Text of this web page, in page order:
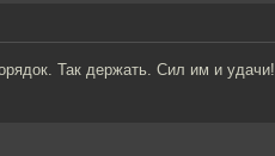
Так держать. Сил им и удачи!